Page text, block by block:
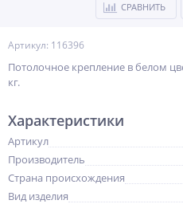
Артикул: 116396
Потолочное крепление в белом
кг.
СРАВНИТЬ
Характеристики
Артикул
Производитель
Страна происхождения
Вид изделия